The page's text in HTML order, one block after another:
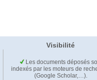
Visibilité
Les documents déposés
indexés par les moteurs de
(Google Scholar,…).